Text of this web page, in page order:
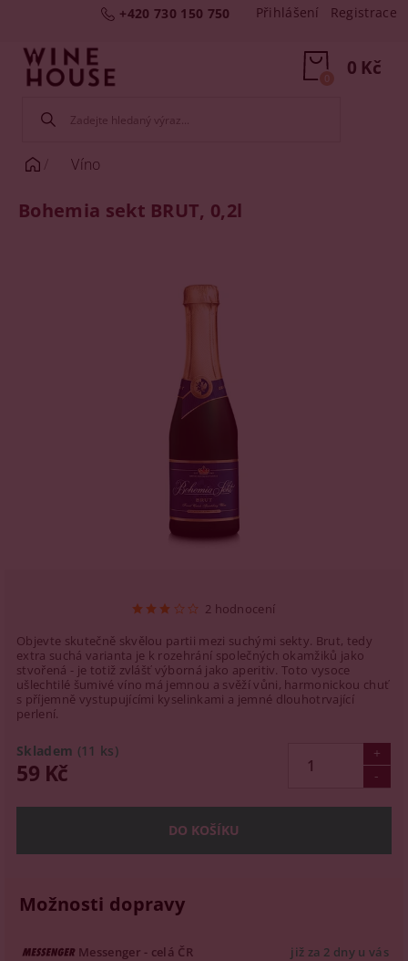
+420 730 150 750 Přihlášení Registrace
0 Kč
0
Víno
Bohemia sekt BRUT, 0,2l
2 hodnocení
Objevte skutečně skvělou partii mezi suchými sekty. Brut, tedy
extra suchá varianta je k rozehrání společných okamžiků jako
stvořená - je totiž zvlášť výborná jako aperitiv. Toto vysoce
ušlechtilé šumivé víno má jemnou a svěží vůni, harmonickou chuť
s příjemně vystupujícími kyselinkami a jemné dlouhotrvající
perlení.
Skladem (11 ks)
59 Kč
Možnosti dopravy
Messenger - celá ČR již za 2 dny u vás